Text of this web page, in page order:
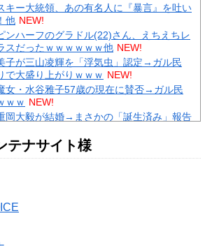
キー大統領、あの有名人に『暴言』を吐い
他 NEW!
ンハーフのグラドル(22)さん、えちえちレ
スだったｗｗｗｗｗｗ他 NEW!
子が三山凌輝を「浮気虫」認定→ガル民
で大盛り上がりｗｗｗ NEW!
女・水谷雅子57歳の現在に賛否→ガル民
ｗｗ NEW!
岡大毅が結婚→まさかの「誕生済み」報告
がスピリチュアルにハマる理由にガル民共
ｗｗ
2000万円”にガル民本音爆発→子なし・子
相互RSS
テナサイト様